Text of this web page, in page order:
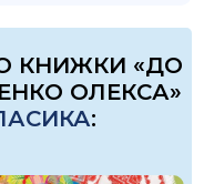
КНИЖКИ «ДО
ОЛЕКСА»
: